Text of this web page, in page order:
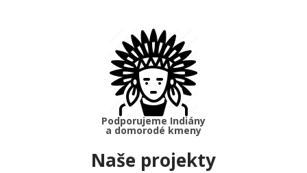
Podporujeme Indiány
a domorodé kmeny
Naše projekty